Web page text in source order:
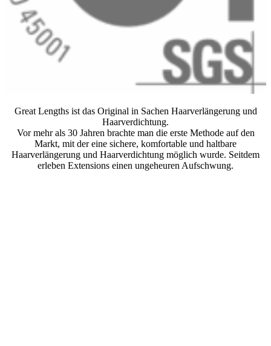
Great Lengths ist das Original in Sachen Haarverlängerung und
Haarverdichtung.
Vor mehr als 30 Jahren brachte man die erste Methode auf den
Markt, mit der eine sichere, komfortable und haltbare
Haarverlängerung und Haarverdichtung möglich wurde. Seitdem
erleben Extensions einen ungeheuren Aufschwung.